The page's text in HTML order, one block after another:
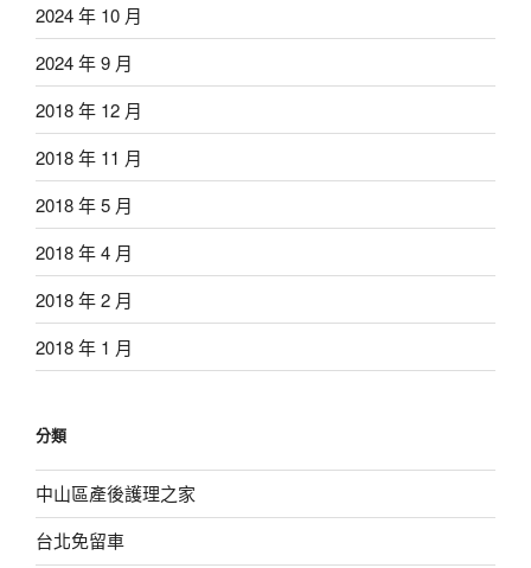
2024 年 10 月
2024 年 9 月
2018 年 12 月
2018 年 11 月
2018 年 5 月
2018 年 4 月
2018 年 2 月
2018 年 1 月
分類
中山區產後護理之家
台北免留車